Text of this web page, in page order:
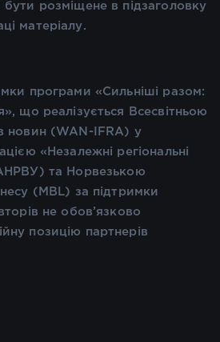
бути розміщене в підзаголовку
матеріалу.
програми «Сильніші разом:
що реалізується Всесвітньою
новин (WAN-IFRA) у
«Незалежні регіональні
та Норвезькою
(MBL) за підтримки
не обов’язково
позицію партнерів